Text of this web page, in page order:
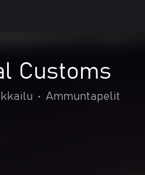
Customs
• Ammuntapelit